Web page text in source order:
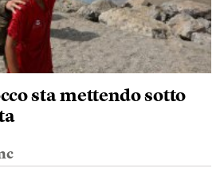
sta mettendo sotto